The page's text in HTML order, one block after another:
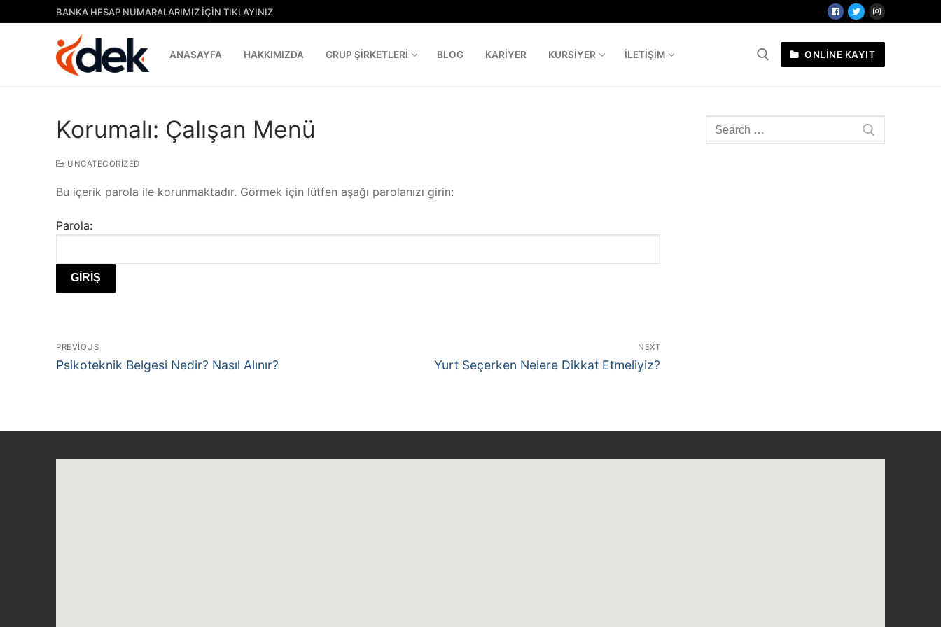
atla
BANKA HESAP NUMARALARIMIZ İÇİN TIKLAYINIZ
ANASAYFA HAKKIMIZDA GRUP ŞIRKETLERI BLOG KARIYER KURSIYER İLETIŞIM ONLİNE KAYIT
Korumalı: Çalışan Menü
UNCATEGORIZED
Bu içerik parola ile korunmaktadır. Görmek için lütfen aşağı parolanızı girin:
Parola:
Yazı
dolaşımı
PREVIOUS
Previous
Psikoteknik Belgesi Nedir? Nasıl Alınır?
NEXT
Next
Yurt Seçerken Nelere Dikkat Etmeliyiz?
Arama: